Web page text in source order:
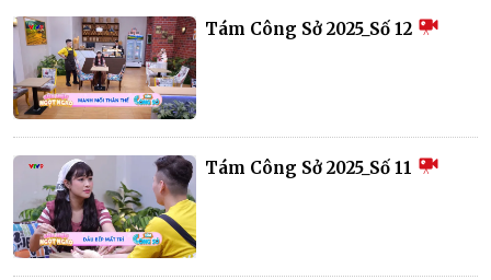
Tám Công Sở 2025_Số 12
Tám Công Sở 2025_Số 11